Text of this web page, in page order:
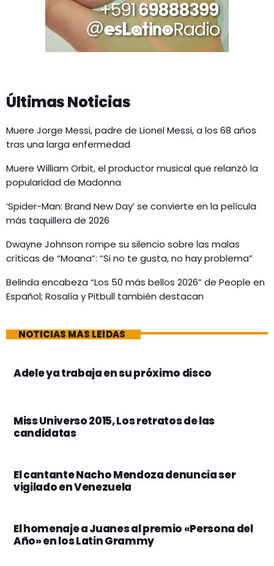
Últimas Noticias
Muere Jorge Messi, padre de Lionel Messi, a los 68 años
tras una larga enfermedad
Muere William Orbit, el productor musical que relanzó la
popularidad de Madonna
‘Spider-Man: Brand New Day’ se convierte en la película
más taquillera de 2026
Dwayne Johnson rompe su silencio sobre las malas
críticas de “Moana”: “Si no te gusta, no hay problema”
Belinda encabeza “Los 50 más bellos 2026” de People en
Español; Rosalía y Pitbull también destacan
NOTICIAS MÁS LEÍDAS
Adele ya trabaja en su próximo disco
Miss Universo 2015, Los retratos de las
candidatas
El cantante Nacho Mendoza denuncia ser
vigilado en Venezuela
El homenaje a Juanes al premio «Persona del
Año» en los Latin Grammy